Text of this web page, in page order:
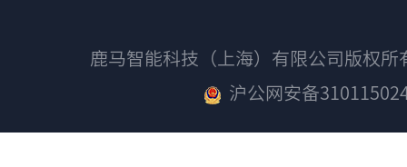
鹿马智能科技（上海）有限公司版权
沪公网安备